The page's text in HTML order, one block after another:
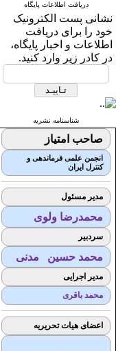
دریافت اطلاعات پایگاه
نشانی پست الکترونیک
خود را برای دریافت
اطلاعات و اخبار پایگاه،
در کادر زیر وارد کنید.
شناسنامه نشریه
صاحب امتیاز
انجمن علمی فرماندهی و
کنترل ایران
مدیر مسئول
محمدرضا ولوی
سردبیر
محمد حسین مدنی
مدیر اجرایی
محمد باقری
اعضای هیات تحریریه